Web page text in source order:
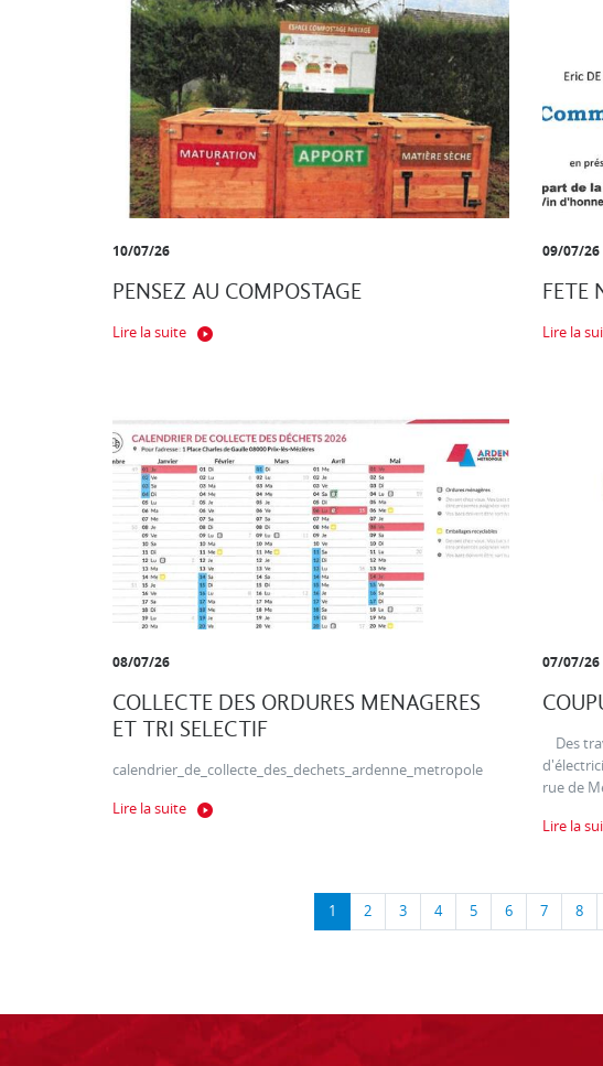
10/07/26
PENSEZ AU COMPOSTAGE
Lire la suite
09/07/26
FETE
Lire la
08/07/26
COLLECTE DES ORDURES MENAGERES
ET TRI SELECTIF
calendrier_de_collecte_des_dechets_ardenne_metropole
Lire la suite
07/07/26
Des
rue de
Lire la
1 2 3 4 5 6 7 8